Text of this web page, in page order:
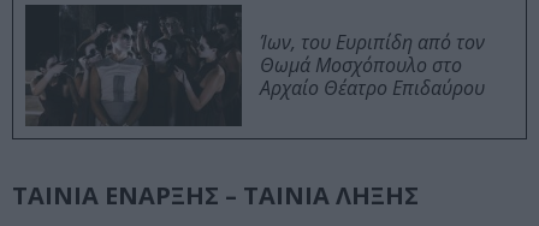
Ίων, του Ευριπίδη από τον
Θωμά Μοσχόπουλο στο
Αρχαίο Θέατρο Επιδαύρου
ΤΑΙΝΙΑ ΕΝΑΡΞΗΣ – ΤΑΙΝΙΑ ΛΗΞΗΣ